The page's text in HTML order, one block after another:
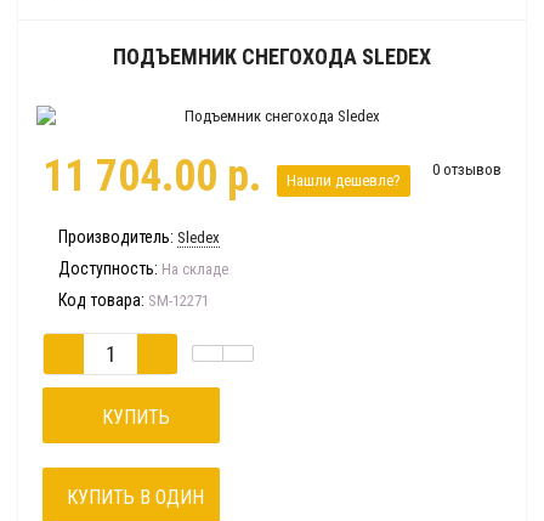
ПОДЪЕМНИК СНЕГОХОДА SLEDEX
0 отзывов
11 704.00 р. Нашли дешевле?
Производитель: Sledex
Доступность: На складе
Код товара: SM-12271
КУПИТЬ
КУПИТЬ В ОДИН